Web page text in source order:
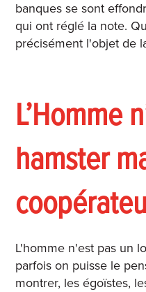
banques se sont
qui ont réglé la note.
précisément l'objet de
L’Homme
hamster
L'homme n'est pas un
parfois on puisse le
montrer, les égoïstes,